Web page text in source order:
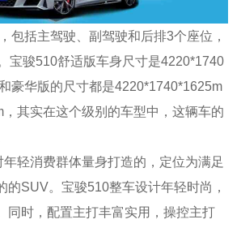
包括主驾驶、副驾驶和后排3个座位，
宝骏510舒适版车身尺寸是4220*1740
豪华版的尺寸都是4220*1740*1625m
其实在这个级别的车型中，这辆车的
轻消费群体量身打造的，定位为满足
的SUV。宝骏510整车设计年轻时尚，
同时，配置主打丰富实用，操控主打